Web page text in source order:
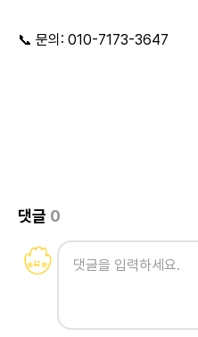
📞 문의: 010-7173-3647
댓글 0